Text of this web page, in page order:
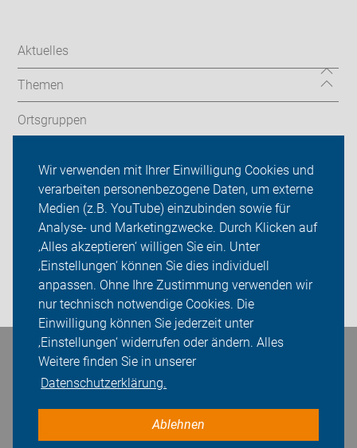
Wir verwenden mit Ihrer Einwilligung Cookies und
verarbeiten personenbezogene Daten, um externe
Medien (z.B. YouTube) einzubinden sowie für
Analyse- und Marketingzwecke. Durch Klicken auf
‚Alles akzeptieren‘ willigen Sie ein. Unter
‚Einstellungen‘ können Sie dies individuell
anpassen. Ohne Ihre Zustimmung verwenden wir
nur technisch notwendige Cookies. Die
Einwilligung können Sie jederzeit unter
‚Einstellungen‘ widerrufen oder ändern. Alles
Weitere finden Sie in unserer
Datenschutzerklärung.
Ablehnen
Aktuelles
Themen
Ortsgruppen
ADFC Bonn/Rhein-Sieg
Sei dabei
Presse
Login
Bleiben Sie in Kontakt